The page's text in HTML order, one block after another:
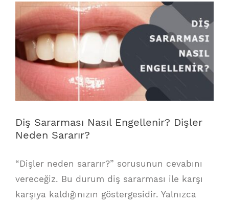
View
Larger
Image
Diş Sararması Nasıl Engellenir? Dişler
Neden Sararır?
“Dişler neden sararır?” sorusunun cevabını
vereceğiz. Bu durum diş sararması ile karşı
karşıya kaldığınızın göstergesidir. Yalnızca